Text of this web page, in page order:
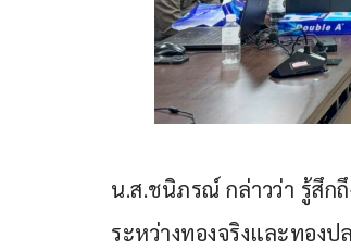
น.ส.ชนิภรณ์ กล่าวว่า รู้สึก
ระหว่างทองจริงและทอง